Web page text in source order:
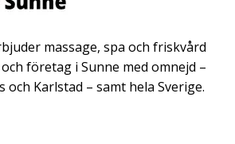
massage, spa och friskvård
företag i Sunne med omnejd –
Karlstad – samt hela Sverige.